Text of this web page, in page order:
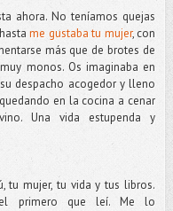
ahora. No teníamos quejas
me gustaba tu mujer, con
más que de brotes de
monos. Os imaginaba en
despacho acogedor y lleno
en la cocina a cenar
Una vida estupenda y
tu mujer, tu vida y tus libros.
el primero que leí. Me lo